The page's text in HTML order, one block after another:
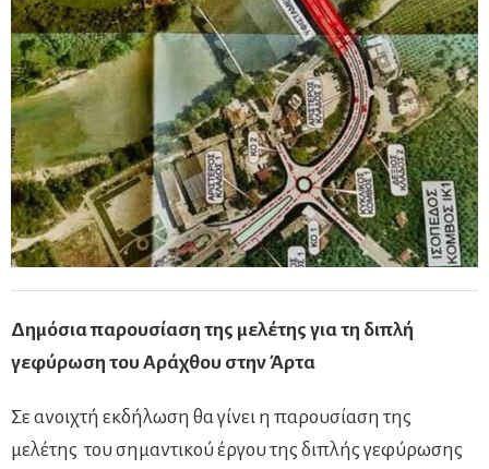
Δημόσια παρουσίαση της μελέτης για τη διπλή
γεφύρωση του Αράχθου στην Άρτα
Σε ανοιχτή εκδήλωση θα γίνει η παρουσίαση της
μελέτης του σημαντικού έργου της διπλής γεφύρωσης